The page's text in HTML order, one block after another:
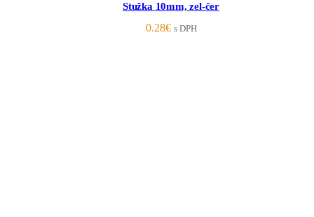
Stužka 10mm, zel-čer
0.28€ s DPH